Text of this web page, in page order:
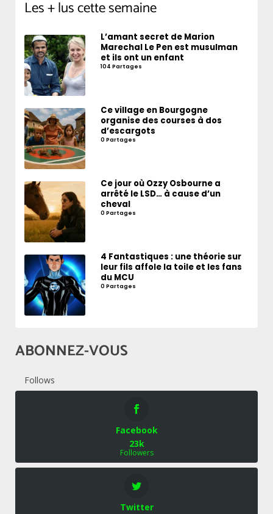
Les + lus cette semaine
L’amant secret de Marion
Marechal Le Pen est musulman
et ils ont un enfant
104 Partages
Ce village en Bourgogne
organise des courses à dos
d’escargots
0 Partages
Ce jour où Ozzy Osbourne a
arrêté le LSD… à cause d’un
cheval
0 Partages
4 Fantastiques : une théorie sur
leur fils affole la toile et les fans
du MCU
0 Partages
ABONNEZ-VOUS
Follows
Facebook
23k
Followers
Twitter